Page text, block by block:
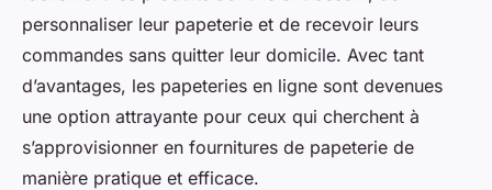
personnaliser leur papeterie et de recevoir leurs
commandes sans quitter leur domicile. Avec tant
d’avantages, les papeteries en ligne sont devenues
une option attrayante pour ceux qui cherchent à
s’approvisionner en fournitures de papeterie de
manière pratique et efficace.